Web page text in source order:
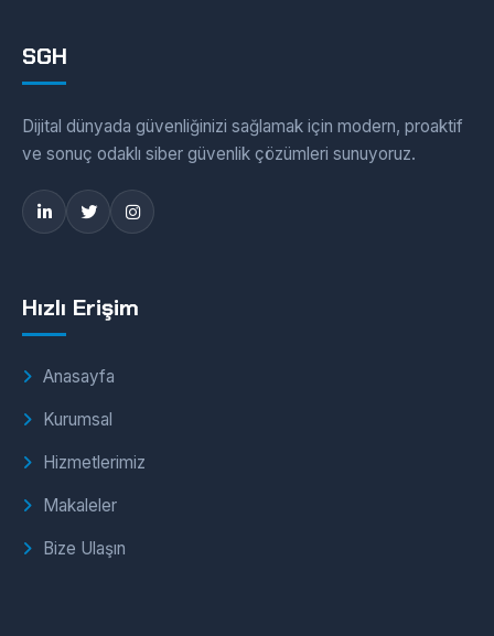
SGH
Dijital dünyada güvenliğinizi sağlamak için modern, proaktif
ve sonuç odaklı siber güvenlik çözümleri sunuyoruz.
Hızlı Erişim
Anasayfa
Kurumsal
Hizmetlerimiz
Makaleler
Bize Ulaşın